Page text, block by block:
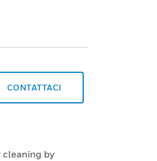
CONTATTACI
cleaning by